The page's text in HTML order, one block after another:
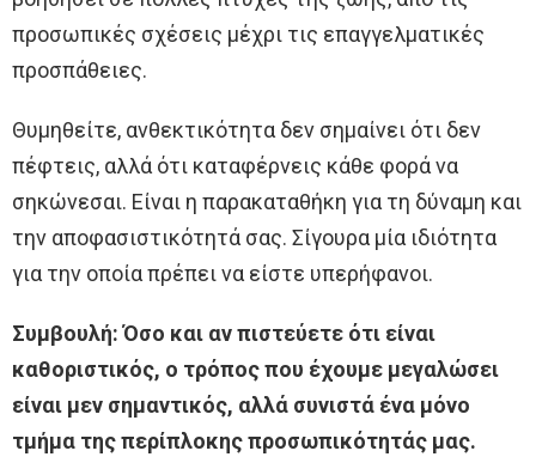
προσωπικές σχέσεις μέχρι τις επαγγελματικές
προσπάθειες.
Θυμηθείτε, ανθεκτικότητα δεν σημαίνει ότι δεν
πέφτεις, αλλά ότι καταφέρνεις κάθε φορά να
σηκώνεσαι. Είναι η παρακαταθήκη για τη δύναμη και
την αποφασιστικότητά σας. Σίγουρα μία ιδιότητα
για την οποία πρέπει να είστε υπερήφανοι.
Συμβουλή: Όσο και αν πιστεύετε ότι είναι
καθοριστικός, ο τρόπος που έχουμε μεγαλώσει
είναι μεν σημαντικός, αλλά συνιστά ένα μόνο
τμήμα της περίπλοκης προσωπικότητάς μας.